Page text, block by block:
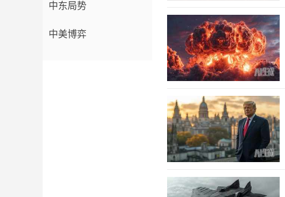
中东局势
中美博弈